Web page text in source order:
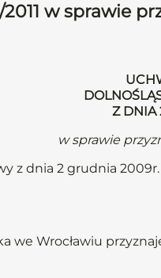
2011 w sprawie
Z DNIA
w sprawie
z dnia 2 grudnia
we Wrocławiu